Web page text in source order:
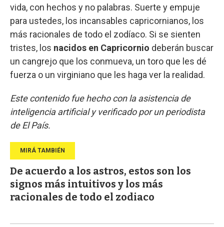
vida, con hechos y no palabras. Suerte y empuje
para ustedes, los incansables capricornianos, los
más racionales de todo el zodíaco. Si se sienten
tristes, los nacidos en Capricornio deberán buscar
un cangrejo que los conmueva, un toro que les dé
fuerza o un virginiano que les haga ver la realidad.
Este contenido fue hecho con la asistencia de
inteligencia artificial y verificado por un periodista
de El País.
De acuerdo a los astros, estos son los
signos más intuitivos y los más
racionales de todo el zodiaco